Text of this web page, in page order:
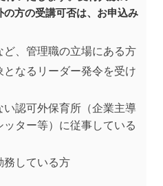
方の受講可否は、お申込み
、管理職の立場にある方
なるリーダー発令を受け
認可外保育所（企業主導
ター等）に従事している
務している方